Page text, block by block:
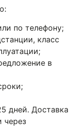
по телефону;
класс
в
дней. Доставка
через